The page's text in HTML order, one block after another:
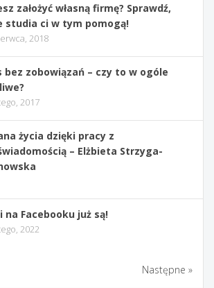
założyć własną firmę? Sprawdź,
studia ci w tym pomogą!
2018
bez zobowiązań – czy to w ogóle
2017
życia dzięki pracy z
– Elżbieta Strzyga-
na Facebooku już są!
2022
Następne »